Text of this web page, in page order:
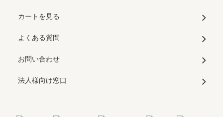
カートを見る
よくある質問
お問い合わせ
法人様向け窓口